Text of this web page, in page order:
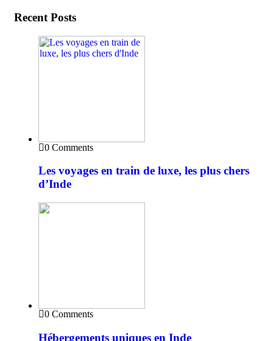
Recent Posts
0 Comments
Les voyages en train de luxe, les plus chers
d’Inde
0 Comments
Hébergements uniques en Inde